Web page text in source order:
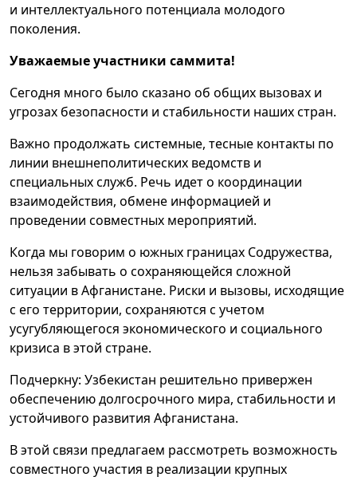
и интеллектуального потенциала молодого
поколения.
Уважаемые участники саммита!
Сегодня много было сказано об общих вызовах и
угрозах безопасности и стабильности наших стран.
Важно продолжать системные, тесные контакты по
линии внешнеполитических ведомств и
специальных служб. Речь идет о координации
взаимодействия, обмене информацией и
проведении совместных мероприятий.
Когда мы говорим о южных границах Содружества,
нельзя забывать о сохраняющейся сложной
ситуации в Афганистане. Риски и вызовы, исходящие
с его территории, сохраняются с учетом
усугубляющегося экономического и социального
кризиса в этой стране.
Подчеркну: Узбекистан решительно привержен
обеспечению долгосрочного мира, стабильности и
устойчивого развития Афганистана.
В этой связи предлагаем рассмотреть возможность
совместного участия в реализации крупных